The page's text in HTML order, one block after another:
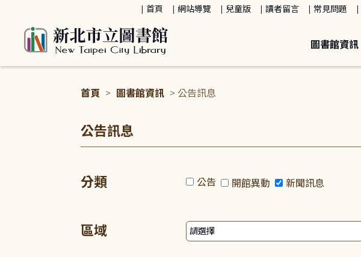
首頁 網站導覽 兒童版 讀者留言 常見問題
圖書館資訊
首頁 > 圖書館資訊 > 公告訊息
公告訊息
分類 公告 開館異動 新聞訊息
區域